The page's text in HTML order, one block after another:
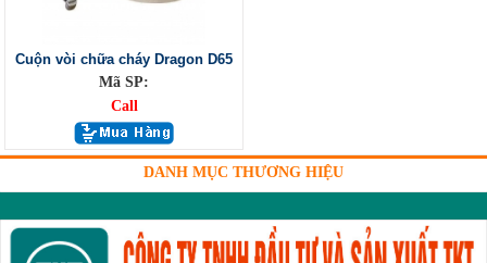
Cuộn vòi chữa cháy Dragon D65
Mã SP:
Call
DANH MỤC THƯƠNG HIỆU